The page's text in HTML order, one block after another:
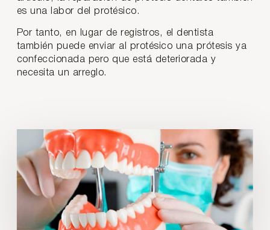
es una labor del protésico.
Por tanto, en lugar de registros, el dentista
también puede enviar al protésico una prótesis ya
confeccionada pero que está deteriorada y
necesita un arreglo.